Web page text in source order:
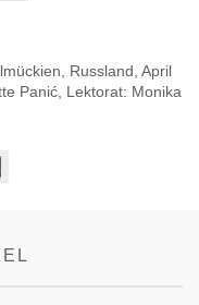
Russland, April
Panić, Lektorat: Monika